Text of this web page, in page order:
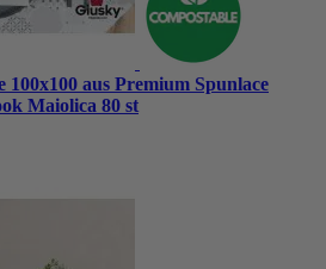
100x100 aus Premium Spunlace
Maiolica 80 st